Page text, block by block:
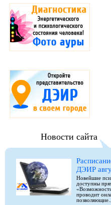
Новости сайта
ДЭИР
Новейшие
доступны
проводит